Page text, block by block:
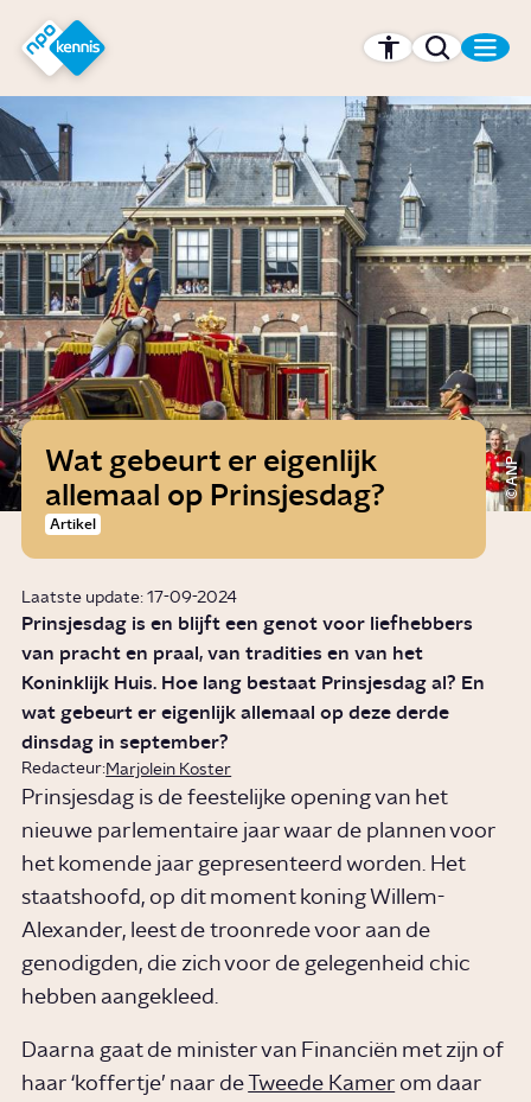
Hét kennisplatform van de NPO
ANP
Wat gebeurt er eigenlijk
allemaal op Prinsjesdag?
Artikel
Laatste update: 17-09-2024
Prinsjesdag is en blijft een genot voor liefhebbers
van pracht en praal, van tradities en van het
Koninklijk Huis. Hoe lang bestaat Prinsjesdag al? En
wat gebeurt er eigenlijk allemaal op deze derde
dinsdag in september?
Redacteur:Marjolein Koster
Prinsjesdag is de feestelijke opening van het
nieuwe parlementaire jaar waar de plannen voor
het komende jaar gepresenteerd worden. Het
staatshoofd, op dit moment koning Willem-
Alexander, leest de troonrede voor aan de
genodigden, die zich voor de gelegenheid chic
hebben aangekleed.
Daarna gaat de minister van Financiën met zijn of
haar ‘koffertje’ naar de
Tweede Kamer om daar